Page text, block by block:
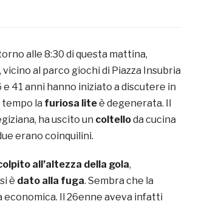
alle 8:30 di questa mattina,
, vicino al parco giochi di Piazza Insubria
e 41 anni hanno iniziato a discutere in
la furiosa liteè degenerata. Il
ha uscito un coltelloda cucina
erano coinquilini.
all’altezza della gola,
è dato alla fuga. Sembra che la
economica. Il 26enne aveva infatti